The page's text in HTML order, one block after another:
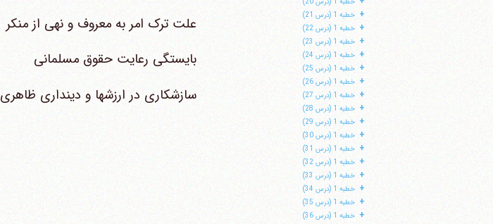
+ خطبه 1 (درس 21)
+ خطبه 1 (درس 22)
+ خطبه 1 (درس 23)
+ خطبه 1 (درس 24)
+ خطبه 1 (درس 25)
+ خطبه 1 (درس 26)
+ خطبه 1 (درس 27)
+ خطبه 1 (درس 28)
+ خطبه 1 (درس 29)
+ خطبه 1 (درس 30)
+ خطبه 1 (درس 31)
+ خطبه 1 (درس 32)
+ خطبه 1 (درس 33)
+ خطبه 1 (درس 34)
+ خطبه 1 (درس 35)
+ خطبه 1 (درس 36)
علت ترک امر به معروف و نهی از منکر
بایستگی رعایت حقوق مسلمانی
سازشکاری در ارزشها و دینداری ظاهری